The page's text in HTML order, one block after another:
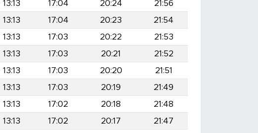
13:13 17:04 20:24
21:56
13:13 17:04 20:23
21:54
13:13 17:03 20:22
21:53
13:13 17:03 20:21
21:52
13:13 17:03 20:20
21:51
13:13 17:03 20:19
21:49
13:13 17:02 20:18
21:48
13:13 17:02 20:17
21:47